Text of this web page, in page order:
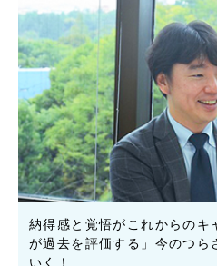
納得感と覚悟がこれからのキ
が過去を評価する」今のつら
いく！